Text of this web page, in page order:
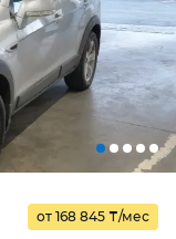
от 168 845 ₸/мес